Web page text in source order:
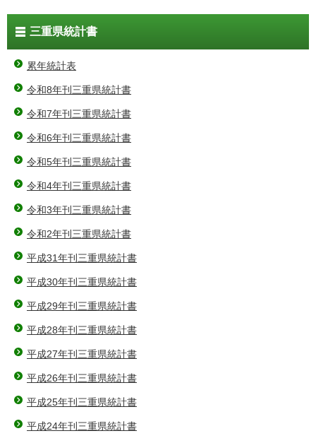
三重県統計書
累年統計表
令和8年刊三重県統計書
令和7年刊三重県統計書
令和6年刊三重県統計書
令和5年刊三重県統計書
令和4年刊三重県統計書
令和3年刊三重県統計書
令和2年刊三重県統計書
平成31年刊三重県統計書
平成30年刊三重県統計書
平成29年刊三重県統計書
平成28年刊三重県統計書
平成27年刊三重県統計書
平成26年刊三重県統計書
平成25年刊三重県統計書
平成24年刊三重県統計書